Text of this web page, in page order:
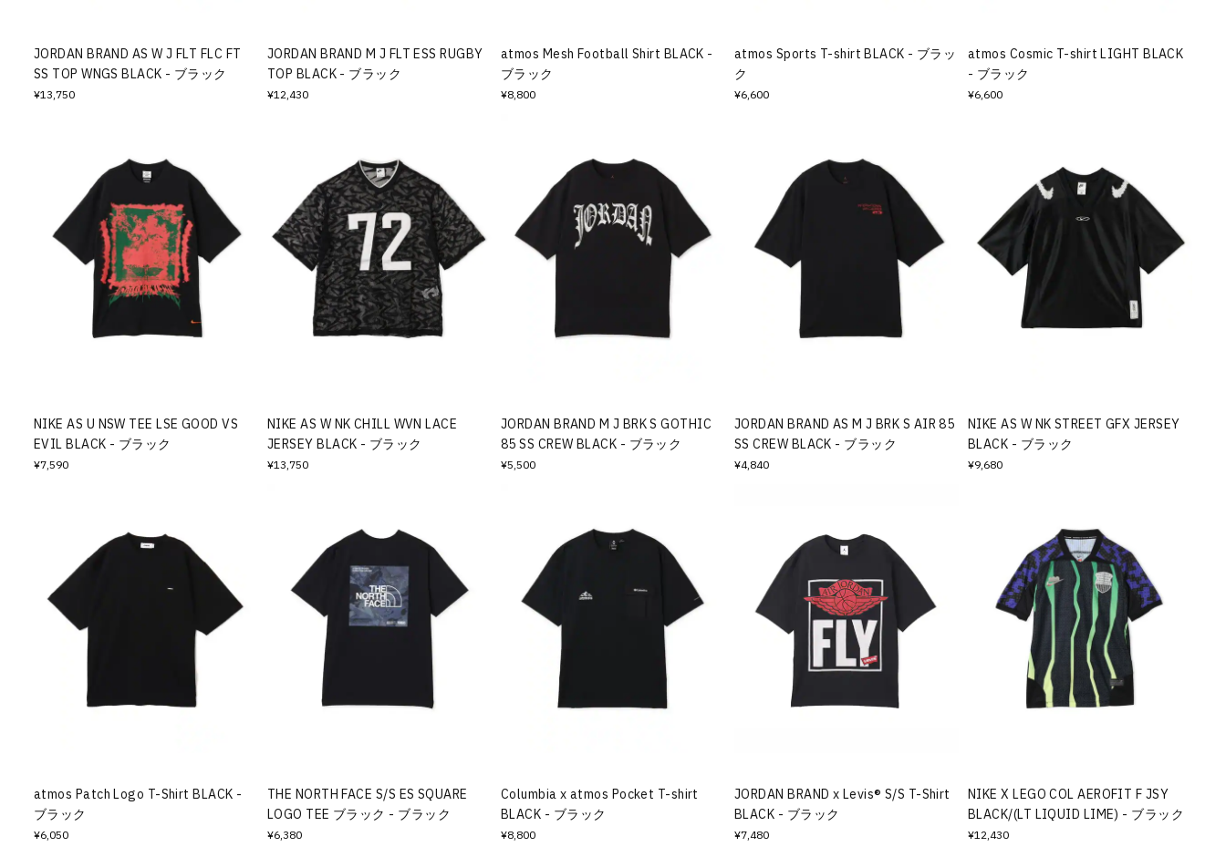
JORDAN BRAND AS W J FLT FLC FT
SS TOP WNGS BLACK - ブラック
¥13,750
JORDAN BRAND M J FLT ESS RUGBY
TOP BLACK - ブラック
¥12,430
atmos Mesh Football Shirt BLACK -
ブラック
¥8,800
atmos Sports T-shirt BLACK - ブラッ
ク
¥6,600
atmos Cosmic T-shirt LIGHT BLACK
- ブラック
¥6,600
NIKE AS U NSW TEE LSE GOOD VS
EVIL BLACK - ブラック
¥7,590
NIKE AS W NK CHILL WVN LACE
JERSEY BLACK - ブラック
¥13,750
JORDAN BRAND M J BRK S GOTHIC
85 SS CREW BLACK - ブラック
¥5,500
JORDAN BRAND AS M J BRK S AIR 85
SS CREW BLACK - ブラック
¥4,840
NIKE AS W NK STREET GFX JERSEY
BLACK - ブラック
¥9,680
atmos Patch Logo T-Shirt BLACK -
ブラック
¥6,050
THE NORTH FACE S/S ES SQUARE
LOGO TEE ブラック - ブラック
¥6,380
Columbia x atmos Pocket T-shirt
BLACK - ブラック
¥8,800
JORDAN BRAND x Levis® S/S T-Shirt
BLACK - ブラック
¥7,480
NIKE X LEGO COL AEROFIT F JSY
BLACK/(LT LIQUID LIME) - ブラック
¥12,430